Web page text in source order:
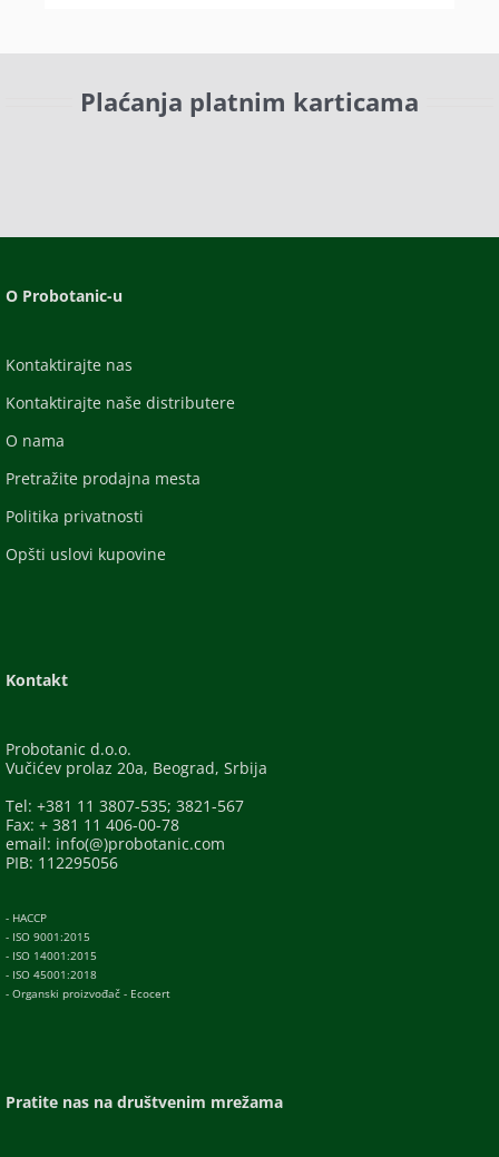
Plaćanja platnim karticama
O Probotanic-u
Kontaktirajte nas
Kontaktirajte naše distributere
O nama
Pretražite prodajna mesta
Politika privatnosti
Opšti uslovi kupovine
Kontakt
Probotanic d.o.o.
Vučićev prolaz 20a, Beograd, Srbija
Tel: +381 11 3807-535; 3821-567
Fax: + 381 11 406-00-78
email: info(@)probotanic.com
PIB: 112295056
- HACCP
- ISO 9001:2015
- ISO 14001:2015
- ISO 45001:2018
- Organski proizvođač - Ecocert
Pratite nas na društvenim mrežama